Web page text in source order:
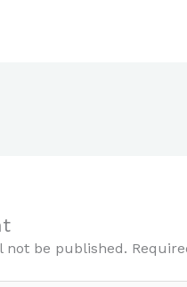
not be published.